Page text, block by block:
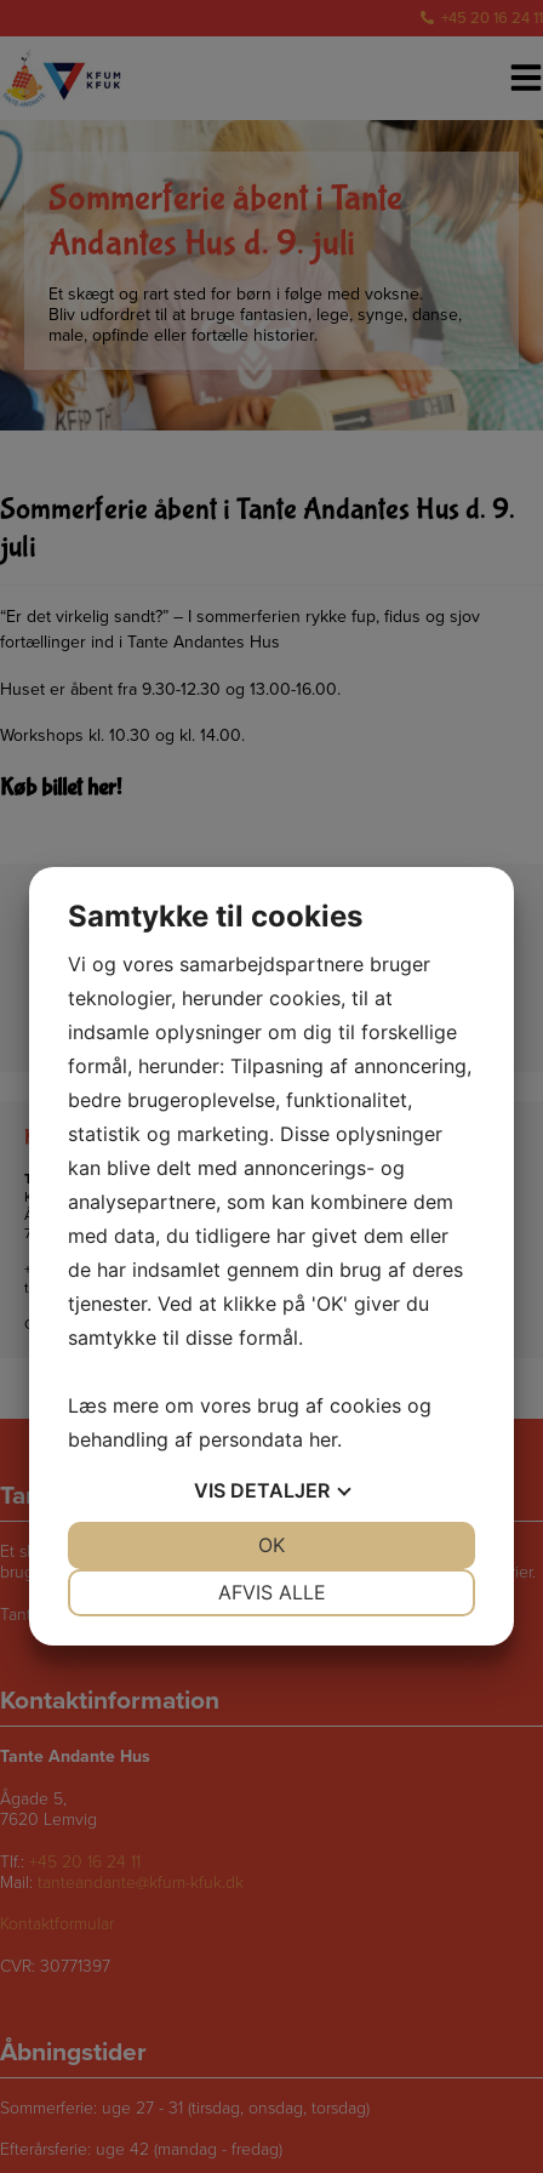
indholdet
+45 20 16 24 11
Sommerferie åbent i Tante
Andantes Hus d. 9. juli
Et skægt og rart sted for børn i følge med voksne.
Bliv udfordret til at bruge fantasien, lege, synge, danse,
male, opfinde eller fortælle historier.
Sommerferie åbent i Tante Andantes Hus d. 9.
juli
“Er det virkelig sandt?” – I sommerferien rykke fup, fidus og sjov
fortællinger ind i Tante Andantes Hus
Huset er åbent fra 9.30-12.30 og 13.00-16.00.
Workshops kl. 10.30 og kl. 14.00.
Køb billet her!
Kontakt os
Tante Andante Hus
KFUM og KFUK i Lemvig
Ågade 5
7620 Lemvig
+45 20 16 24 11
tanteandante@kfum-kfuk.dk
CVR: 30771397
Tante Andantes hus
Et skægt og rart sted for børn i følge med voksne. Bliv udfordret til at
bruge fantasien, lege, synge, danse, male, opfinde eller fortælle historier.
Tante Andantes Hus i Lemvig drives af KFUM og KFUK i Lemvig.
Kontaktinformation
Tante Andante Hus
Ågade 5,
7620 Lemvig
Tlf.: +45 20 16 24 11
Mail: tanteandante@kfum-kfuk.dk
Kontaktformular
CVR: 30771397
Åbningstider
Sommerferie: uge 27 - 31 (tirsdag, onsdag, torsdag)
Efterårsferie: uge 42 (mandag - fredag)
Samtykke til cookies
Vi og vores samarbejdspartnere bruger
teknologier, herunder cookies, til at
indsamle oplysninger om dig til forskellige
formål, herunder: Tilpasning af annoncering,
bedre brugeroplevelse, funktionalitet,
statistik og marketing. Disse oplysninger
kan blive delt med annoncerings- og
analysepartnere, som kan kombinere dem
med data, du tidligere har givet dem eller
de har indsamlet gennem din brug af deres
tjenester. Ved at klikke på 'OK' giver du
samtykke til disse formål.
Læs mere om vores brug af cookies og
behandling af persondata her.
VIS DETALJER
AFVIS ALLE
OK